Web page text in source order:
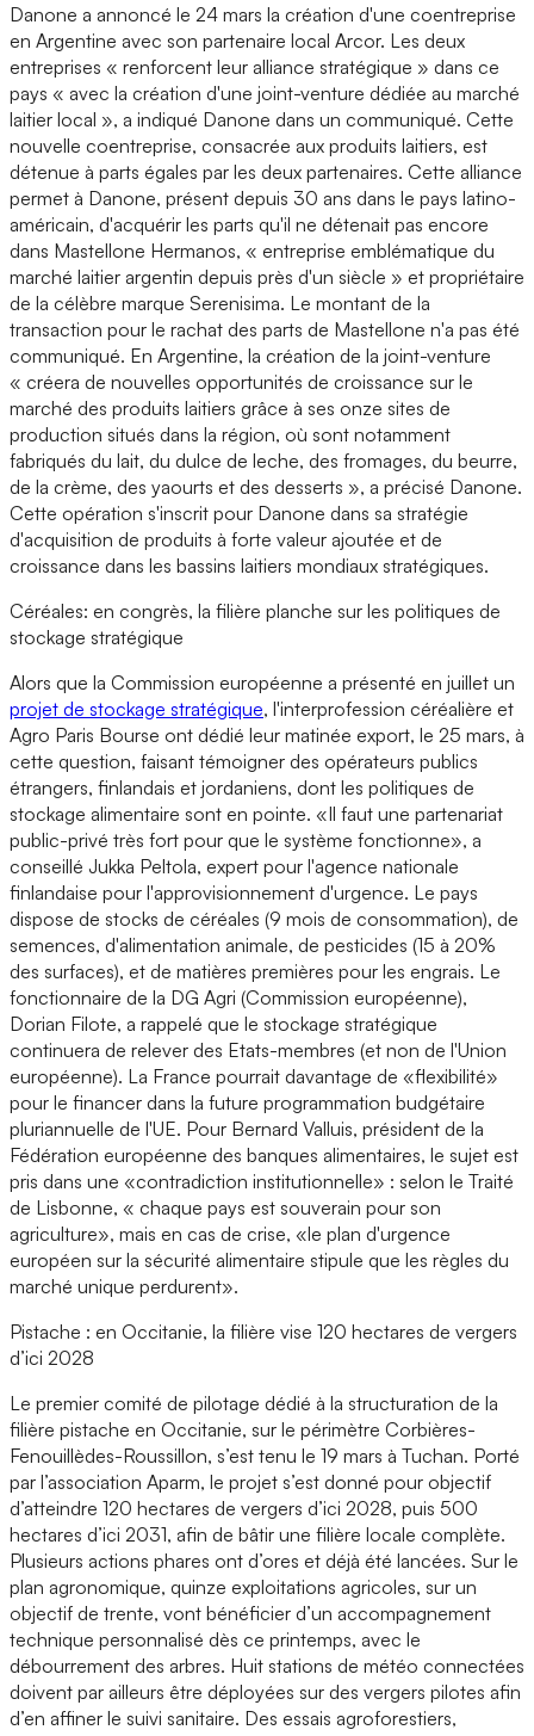
Danone a annoncé le 24 mars la création d'une coentreprise
en Argentine avec son partenaire local Arcor. Les deux
entreprises « renforcent leur alliance stratégique » dans ce
pays « avec la création d'une joint-venture dédiée au marché
laitier local », a indiqué Danone dans un communiqué. Cette
nouvelle coentreprise, consacrée aux produits laitiers, est
détenue à parts égales par les deux partenaires. Cette alliance
permet à Danone, présent depuis 30 ans dans le pays latino-
américain, d'acquérir les parts qu'il ne détenait pas encore
dans Mastellone Hermanos, « entreprise emblématique du
marché laitier argentin depuis près d'un siècle » et propriétaire
de la célèbre marque Serenisima. Le montant de la
transaction pour le rachat des parts de Mastellone n'a pas été
communiqué. En Argentine, la création de la joint-venture
« créera de nouvelles opportunités de croissance sur le
marché des produits laitiers grâce à ses onze sites de
production situés dans la région, où sont notamment
fabriqués du lait, du dulce de leche, des fromages, du beurre,
de la crème, des yaourts et des desserts », a précisé Danone.
Cette opération s'inscrit pour Danone dans sa stratégie
d'acquisition de produits à forte valeur ajoutée et de
croissance dans les bassins laitiers mondiaux stratégiques.
Céréales: en congrès, la filière planche sur les politiques de
stockage stratégique
Alors que la Commission européenne a présenté en juillet un
projet de stockage stratégique, l'interprofession céréalière et
Agro Paris Bourse ont dédié leur matinée export, le 25 mars, à
cette question, faisant témoigner des opérateurs publics
étrangers, finlandais et jordaniens, dont les politiques de
stockage alimentaire sont en pointe. «Il faut une partenariat
public-privé très fort pour que le système fonctionne», a
conseillé Jukka Peltola, expert pour l'agence nationale
finlandaise pour l'approvisionnement d'urgence. Le pays
dispose de stocks de céréales (9 mois de consommation), de
semences, d'alimentation animale, de pesticides (15 à 20%
des surfaces), et de matières premières pour les engrais. Le
fonctionnaire de la DG Agri (Commission européenne),
Dorian Filote, a rappelé que le stockage stratégique
continuera de relever des Etats-membres (et non de l'Union
européenne). La France pourrait davantage de «flexibilité»
pour le financer dans la future programmation budgétaire
pluriannuelle de l'UE. Pour Bernard Valluis, président de la
Fédération européenne des banques alimentaires, le sujet est
pris dans une «contradiction institutionnelle» : selon le Traité
de Lisbonne, « chaque pays est souverain pour son
agriculture», mais en cas de crise, «le plan d'urgence
européen sur la sécurité alimentaire stipule que les règles du
marché unique perdurent».
Pistache : en Occitanie, la filière vise 120 hectares de vergers
d’ici 2028
Le premier comité de pilotage dédié à la structuration de la
filière pistache en Occitanie, sur le périmètre Corbières-
Fenouillèdes-Roussillon, s’est tenu le 19 mars à Tuchan. Porté
par l’association Aparm, le projet s’est donné pour objectif
d’atteindre 120 hectares de vergers d’ici 2028, puis 500
hectares d’ici 2031, afin de bâtir une filière locale complète.
Plusieurs actions phares ont d’ores et déjà été lancées. Sur le
plan agronomique, quinze exploitations agricoles, sur un
objectif de trente, vont bénéficier d’un accompagnement
technique personnalisé dès ce printemps, avec le
débourrement des arbres. Huit stations de météo connectées
doivent par ailleurs être déployées sur des vergers pilotes afin
d’en affiner le suivi sanitaire. Des essais agroforestiers,